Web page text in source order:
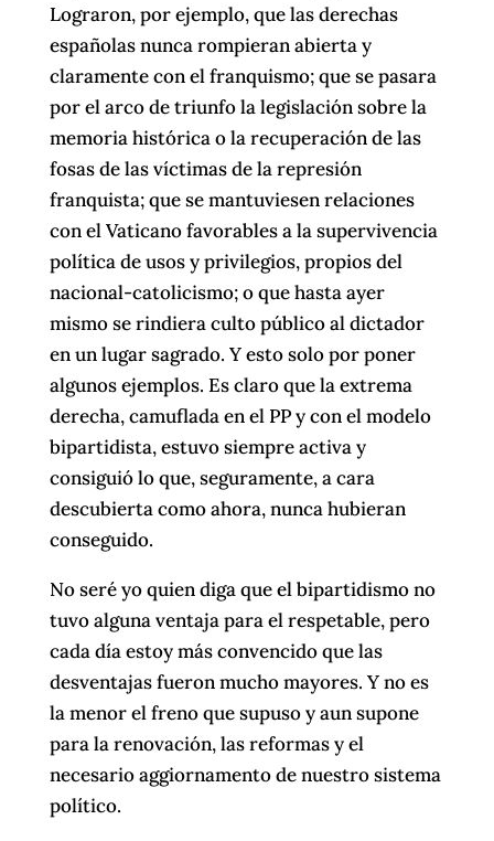
Lograron, por ejemplo, que las derechas
españolas nunca rompieran abierta y
claramente con el franquismo; que se pasara
por el arco de triunfo la legislación sobre la
memoria histórica o la recuperación de las
fosas de las víctimas de la represión
franquista; que se mantuviesen relaciones
con el Vaticano favorables a la supervivencia
política de usos y privilegios, propios del
nacional-catolicismo; o que hasta ayer
mismo se rindiera culto público al dictador
en un lugar sagrado. Y esto solo por poner
algunos ejemplos. Es claro que la extrema
derecha, camuflada en el PP y con el modelo
bipartidista, estuvo siempre activa y
consiguió lo que, seguramente, a cara
descubierta como ahora, nunca hubieran
conseguido.
No seré yo quien diga que el bipartidismo no
tuvo alguna ventaja para el respetable, pero
cada día estoy más convencido que las
desventajas fueron mucho mayores. Y no es
la menor el freno que supuso y aun supone
para la renovación, las reformas y el
necesario aggiornamento de nuestro sistema
político.